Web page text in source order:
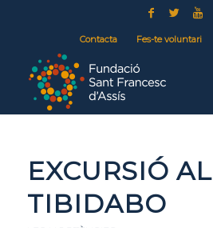
Contacta Fes-te voluntari
EXCURSIÓ AL
TIBIDABO